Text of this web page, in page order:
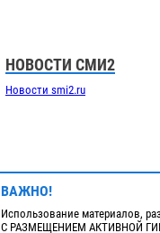
НОВОСТИ СМИ2
Новости smi2.ru
ВАЖНО!
Использование материалов,
С РАЗМЕЩЕНИЕМ АКТИВНОЙ